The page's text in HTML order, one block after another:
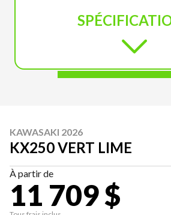
KAWASAKI 2026
KX250 VERT LIME
À partir de
11 709 $